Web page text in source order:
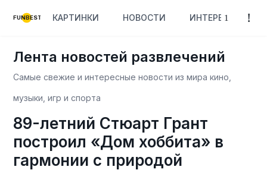
FUNBEST КАРТИНКИ НОВОСТИ ИНТЕРЕСНОЕ
Лента новостей развлечений
Самые свежие и интересные новости из мира кино,
музыки, игр и спорта
89-летний Стюарт Грант
построил «Дом хоббита» в
гармонии с природой